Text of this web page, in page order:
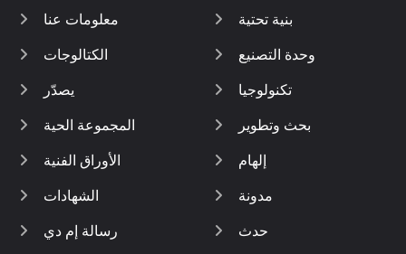
معلومات عنا
الكتالوجات
يصدّر
المجموعة الحية
الأوراق الفنية
الشهادات
رسالة إم دي
بنية تحتية
وحدة التصنيع
تكنولوجيا
بحث وتطوير
إلهام
مدونة
حدث